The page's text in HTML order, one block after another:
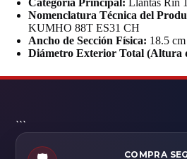
Categoría Principal: Llantas Rin
Nomenclatura Técnica del
KUMHO 88T ES31 CH
Ancho de Sección Física: 18.5 cm
Diámetro Exterior Total (Altura
```
COMPRA